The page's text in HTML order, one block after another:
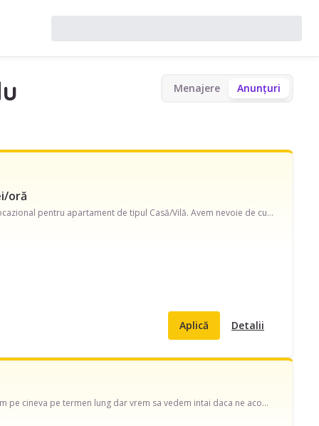
Menajere Anunțuri
oră
Caut menajeră pe strada Grigore Cobalcescu. Disponibilă în timpul săptămânii, program ocazional pentru apartament de tipul Casă/Vilă. Avem nevoie de curățenie generală și curățenie de întreținere, și ajutor cu îngrijirea plantelor.
Aplică Detalii
Sotia este in concediu de ingrijire copil dar nu reuseste sa faca fata tuturor nevoilor. Cautam pe cineva pe termen lung dar vrem sa vedem intai daca ne acomodam cu aceste servicii.